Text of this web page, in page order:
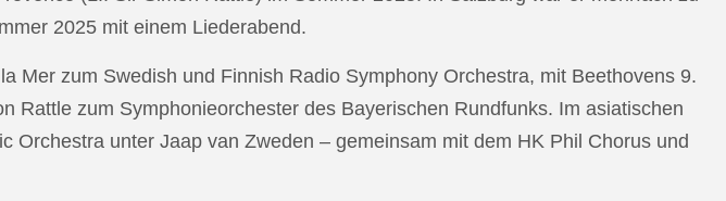
2025 mit einem Liederabend.
Mer zum Swedish und Finnish Radio Symphony Orchestra, mit Beethovens 9.
Rattle zum Symphonieorchester des Bayerischen Rundfunks. Im asiatischen
Orchestra unter Jaap van Zweden – gemeinsam mit dem HK Phil Chorus und